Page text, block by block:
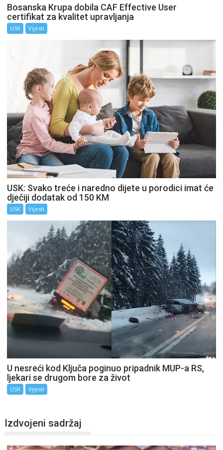
Bosanska Krupa dobila CAF Effective User
certifikat za kvalitet upravljanja
USK Vijesti
USK: Svako treće i naredno dijete u porodici imat će
dječiji dodatak od 150 KM
USK Vijesti
U nesreći kod Ključa poginuo pripadnik MUP-a RS,
ljekari se drugom bore za život
USK Vijesti
Izdvojeni sadržaj